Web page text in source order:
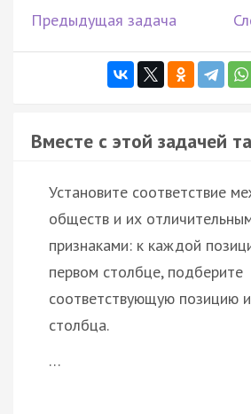
Предыдущая задача
Вместе с этой задачей
Установите соответствие
обществ и их
признаками: к каждой
первом столбце, подберите
соответствующую позицию
столбца.
…